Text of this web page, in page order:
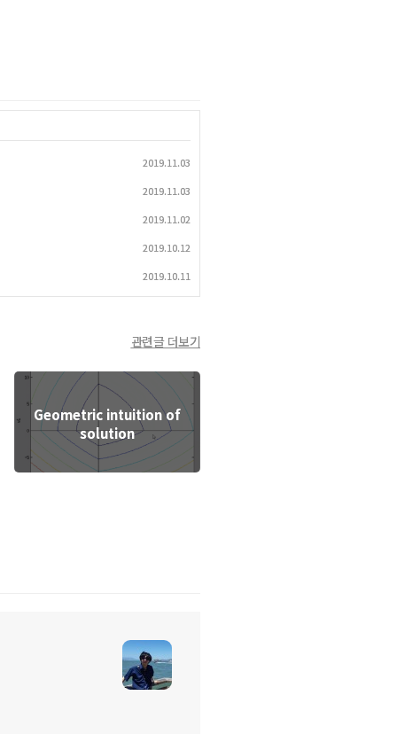
2019.11.03
2019.11.03
2019.11.02
2019.10.12
2019.10.11
관련글 더보기
Geometric intuition of
solution